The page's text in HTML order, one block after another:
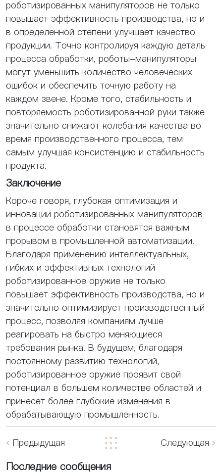
роботизированных манипуляторов не только
повышает эффективность производства, но и
в определенной степени улучшает качество
продукции. Точно контролируя каждую деталь
процесса обработки, роботы-манипуляторы
могут уменьшить количество человеческих
ошибок и обеспечить точную работу на
каждом звене. Кроме того, стабильность и
повторяемость роботизированной руки также
значительно снижают колебания качества во
время производственного процесса, тем
самым улучшая консистенцию и стабильность
продукта.
Заключение
Короче говоря, глубокая оптимизация и
инновации роботизированных манипуляторов
в процессе обработки становятся важным
прорывом в промышленной автоматизации.
Благодаря применению интеллектуальных,
гибких и эффективных технологий
роботизированное оружие не только
повышает эффективность производства, но и
значительно оптимизирует производственный
процесс, позволяя компаниям лучше
реагировать на быстро меняющиеся
требования рынка. В будущем, благодаря
постоянному развитию технологий,
роботизированное оружие проявит свой
потенциал в большем количестве областей и
принесет более глубокие изменения в
обрабатывающую промышленность.
Предыдущая Следующая
Последние сообщения